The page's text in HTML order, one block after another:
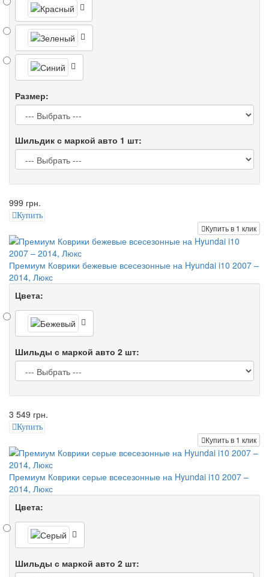
Размер:
Шильдик с маркой авто 1 шт:
999 грн.
Купить
Купить в 1 клик
Премиум Коврики бежевые всесезонные на Hyundai i10 2007 –
2014, Люкс
Цвета:
Шильды с маркой авто 2 шт:
3 549 грн.
Купить
Купить в 1 клик
Премиум Коврики серые всесезонные на Hyundai i10 2007 –
2014, Люкс
Цвета:
Шильды с маркой авто 2 шт: